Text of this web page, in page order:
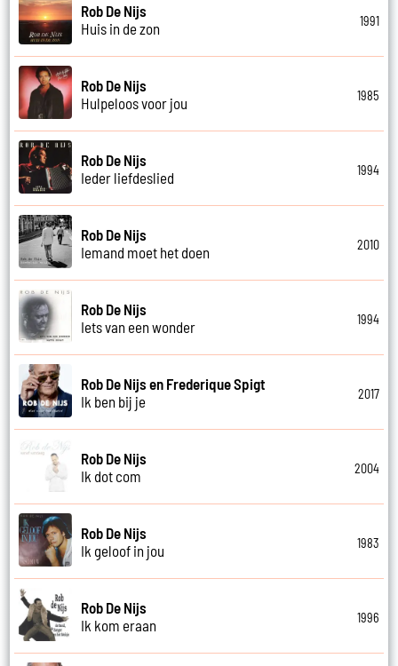
Rob De Nijs
Huis in de zon
1991
Rob De Nijs
Hulpeloos voor jou
1985
Rob De Nijs
Ieder liefdeslied
1994
Rob De Nijs
Iemand moet het doen
2010
Rob De Nijs
Iets van een wonder
1994
Rob De Nijs en Frederique Spigt
Ik ben bij je
2017
Rob De Nijs
Ik dot com
2004
Rob De Nijs
Ik geloof in jou
1983
Rob De Nijs
Ik kom eraan
1996